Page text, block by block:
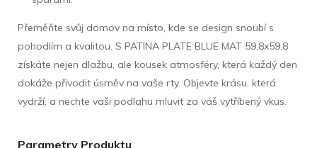
Přeměňte svůj domov na místo, kde se design snoubí s
pohodlím a kvalitou. S PATINA PLATE BLUE MAT 59,8x59,8
získáte nejen dlažbu, ale kousek atmosféry, která každý den
dokáže přivodit úsměv na vaše rty. Objevte krásu, která
vydrží, a nechte vaši podlahu mluvit za váš vytříbený vkus.
Parametry Produktu